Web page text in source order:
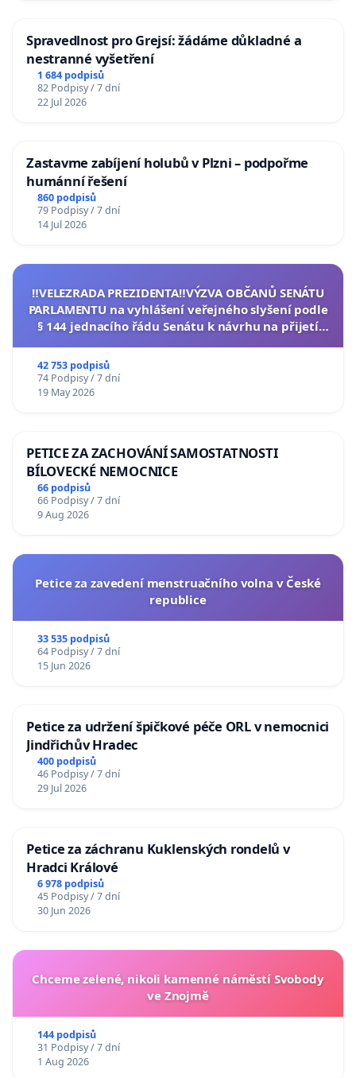
Spravedlnost pro Grejsí: žádáme důkladné a
nestranné vyšetření
1 684 podpisů
82 Podpisy / 7 dní
22 Jul 2026
Zastavme zabíjení holubů v Plzni – podpořme
humánní řešení
860 podpisů
79 Podpisy / 7 dní
14 Jul 2026
‼️VELEZRADA PREZIDENTA‼️VÝZVA OBČANŮ SENÁTU
PARLAMENTU na vyhlášení veřejného slyšení podle
§ 144 jednacího řádu Senátu k návrhu na přijetí
42 753 podpisů
74 Podpisy / 7 dní
19 May 2026
PETICE ZA ZACHOVÁNÍ SAMOSTATNOSTI
BÍLOVECKÉ NEMOCNICE
66 podpisů
66 Podpisy / 7 dní
9 Aug 2026
Petice za zavedení menstruačního volna v České
republice
33 535 podpisů
64 Podpisy / 7 dní
15 Jun 2026
Petice za udržení špičkové péče ORL v nemocnici
Jindřichův Hradec
400 podpisů
46 Podpisy / 7 dní
29 Jul 2026
Petice za záchranu Kuklenských rondelů v
Hradci Králové
6 978 podpisů
45 Podpisy / 7 dní
30 Jun 2026
Chceme zelené, nikoli kamenné náměstí Svobody
ve Znojmě
144 podpisů
31 Podpisy / 7 dní
1 Aug 2026